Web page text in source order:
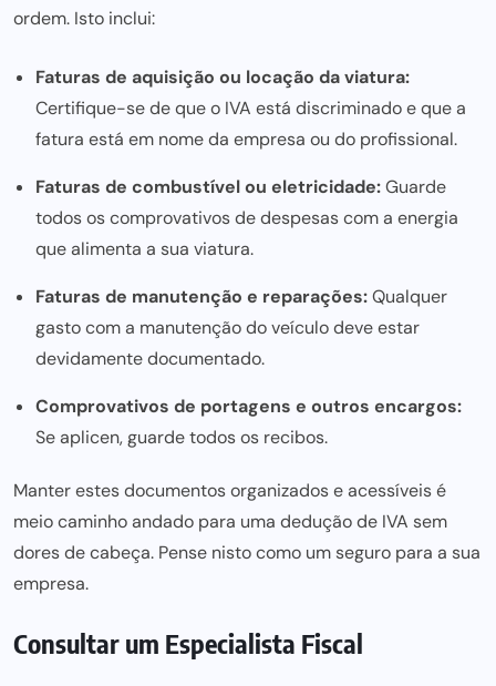
ordem. Isto inclui:
Faturas de aquisição ou locação da viatura:
Certifique-se de que o IVA está discriminado e que a
fatura está em nome da empresa ou do profissional.
Faturas de combustível ou eletricidade:Guarde
todos os comprovativos de despesas com a energia
que alimenta a sua viatura.
Faturas de manutenção e reparações:Qualquer
gasto com a manutenção do veículo deve estar
devidamente documentado.
Comprovativos de portagens e outros encargos:
Se aplicen, guarde todos os recibos.
Manter estes documentos organizados e acessíveis é
meio caminho andado para uma dedução de IVA sem
dores de cabeça. Pense nisto como um seguro para a sua
empresa.
Consultar um Especialista Fiscal